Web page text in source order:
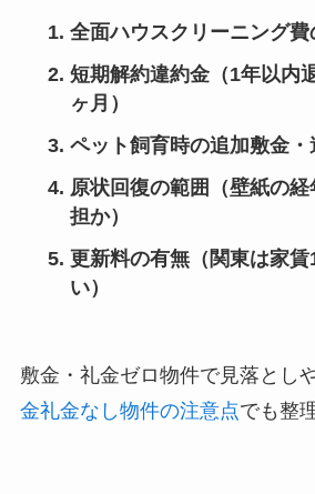
全面ハウスクリーニング
短期解約違約金（1年以内
ヶ月）
ペット飼育時の追加敷金・
原状回復の範囲（壁紙の
担か）
更新料の有無（関東は家賃
い）
敷金・礼金ゼロ物件で見落とし
金礼金なし物件の注意点でも整